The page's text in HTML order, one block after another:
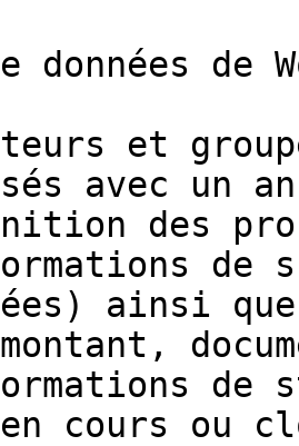
données de
et
avec un
des
de
ainsi que
de
en cours ou